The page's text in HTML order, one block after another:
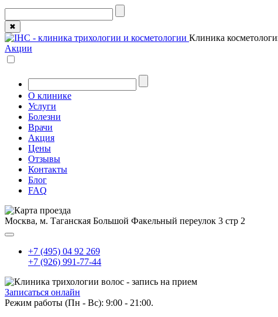
✖
Клиника
Акции
О клинике
Услуги
Болезни
Врачи
Акция
Цены
Отзывы
Контакты
Блог
FAQ
Москва, м. Таганская Большой Факельный переулок 3 стр 2
+7 (495) 04 92 269
+7 (926) 991-77-44
Записаться онлайн
Режим работы (Пн - Вс): 9:00 - 21:00.